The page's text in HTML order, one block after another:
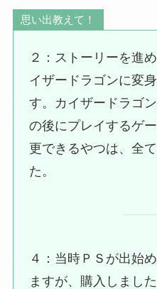
思い出教えて！
２：ストーリーを進
イザードラゴンに変
す。カイザードラゴ
の後にプレイするゲ
更できるやつは、全
た。
４：当時ＰＳが出始
ますが、購入しまし